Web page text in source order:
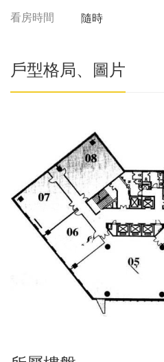
看房時間 隨時
戶型格局、圖片